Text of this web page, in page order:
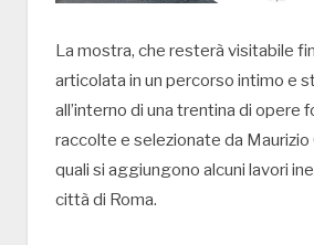
La mostra, che resterà visitabile
articolata in un percorso intimo e
all’interno di una trentina di opere
raccolte e selezionate da Maurizio
quali si aggiungono alcuni lavori
città di Roma.